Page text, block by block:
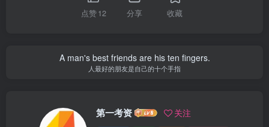
点赞12 分享 收藏
A man's best friends are his ten fingers.
人最好的朋友是自己的十个手指
第一考资 关注